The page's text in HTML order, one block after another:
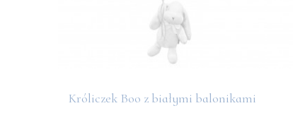
Króliczek Boo z białymi balonikami